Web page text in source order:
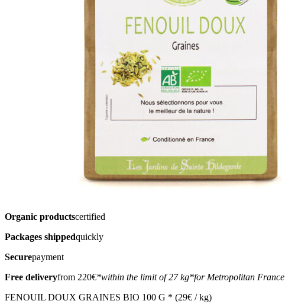
Organic productscertified
Packages shippedquickly
Securepayment
Free deliveryfrom 220€*within the limit of 27 kg*for Metropolitan France
FENOUIL DOUX GRAINES BIO 100 G * (29€ / kg)